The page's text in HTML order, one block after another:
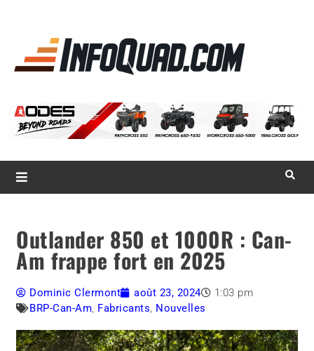
Magazine InfoQuad.com
Outlander 850 et 1000R : Can-
Am frappe fort en 2025
Dominic Clermont août 23, 2024
1:03 pm
BRP-Can-Am, Fabricants, Nouvelles